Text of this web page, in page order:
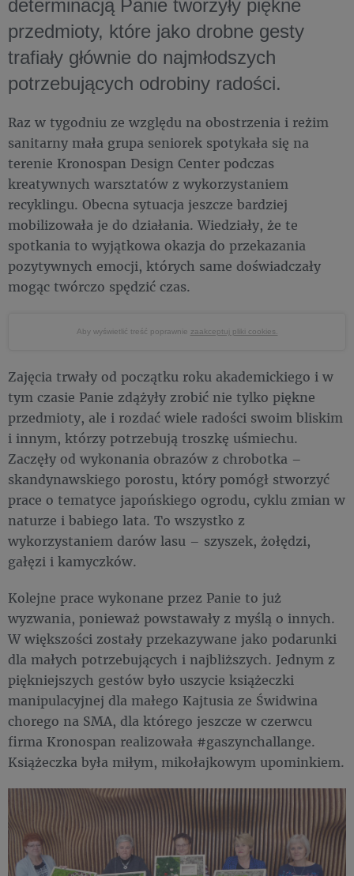
determinacją Panie tworzyły piękne
przedmioty, które jako drobne gesty
trafiały głównie do najmłodszych
potrzebujących odrobiny radości.
Raz w tygodniu ze względu na obostrzenia i reżim
sanitarny mała grupa seniorek spotykała się na
terenie Kronospan Design Center podczas
kreatywnych warsztatów z wykorzystaniem
recyklingu. Obecna sytuacja jeszcze bardziej
mobilizowała je do działania. Wiedziały, że te
spotkania to wyjątkowa okazja do przekazania
pozytywnych emocji, których same doświadczały
mogąc twórczo spędzić czas.
Aby wyświetlić treść poprawnie zaakceptuj pliki cookies.
Zajęcia trwały od początku roku akademickiego i w
tym czasie Panie zdążyły zrobić nie tylko piękne
przedmioty, ale i rozdać wiele radości swoim bliskim
i innym, którzy potrzebują troszkę uśmiechu.
Zaczęły od wykonania obrazów z chrobotka –
skandynawskiego porostu, który pomógł stworzyć
prace o tematyce japońskiego ogrodu, cyklu zmian w
naturze i babiego lata. To wszystko z
wykorzystaniem darów lasu – szyszek, żołędzi,
gałęzi i kamyczków.
Kolejne prace wykonane przez Panie to już
wyzwania, ponieważ powstawały z myślą o innych.
W większości zostały przekazywane jako podarunki
dla małych potrzebujących i najbliższych. Jednym z
piękniejszych gestów było uszycie książeczki
manipulacyjnej dla małego Kajtusia ze Świdwina
chorego na SMA, dla którego jeszcze w czerwcu
firma Kronospan realizowała #gaszynchallange.
Książeczka była miłym, mikołajkowym upominkiem.